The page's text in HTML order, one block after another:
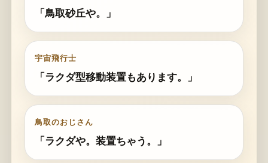
「鳥取砂丘や。」
宇宙飛行士
「ラクダ型移動装置もあります。」
鳥取のおじさん
「ラクダや。装置ちゃう。」